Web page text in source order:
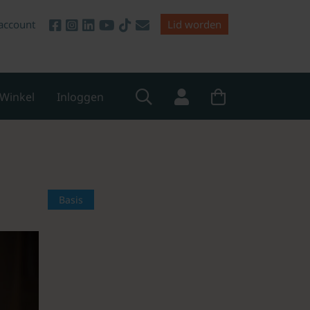
Lid worden
Winkel Inloggen
Basis